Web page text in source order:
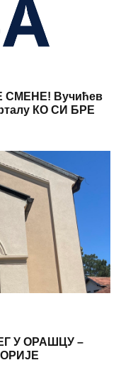
Вучићев
КО СИ БРЕ
У ОРАШЦУ –